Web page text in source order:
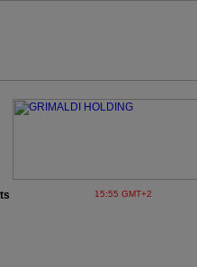
15:55 GMT+2